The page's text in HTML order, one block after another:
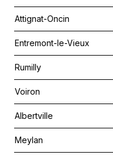
Attignat-Oncin
Entremont-le-Vieux
Rumilly
Voiron
Albertville
Meylan